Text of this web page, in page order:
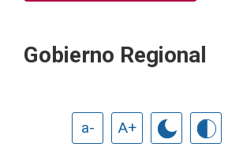
Gobierno Regional
a- A+